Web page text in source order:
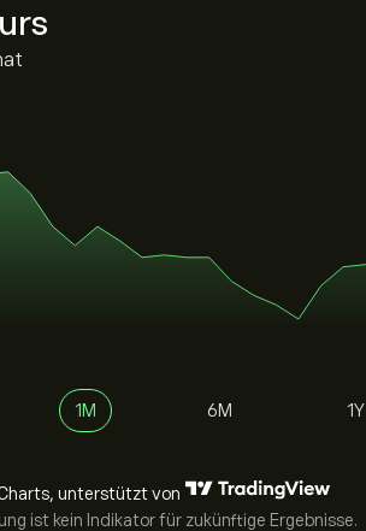
1M 6M 1Y
unterstützt von
ist kein Indikator für zukünftige Ergebnisse.